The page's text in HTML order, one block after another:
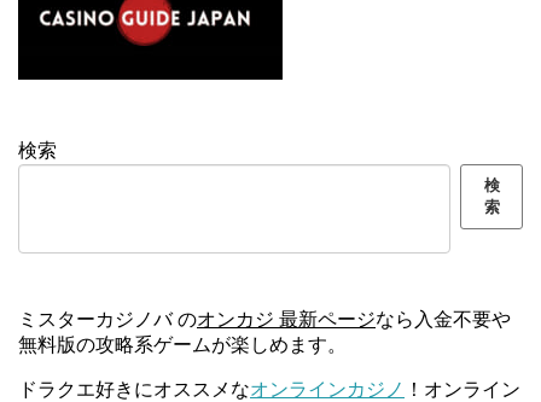
検索
検
索
ミスターカジノバ のオンカジ 最新ページなら入金不要や
無料版の攻略系ゲームが楽しめます。
ドラクエ好きにオススメなオンラインカジノ ！オンライン